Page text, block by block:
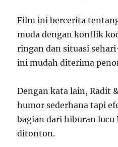
Film ini bercerita
muda dengan konflik
ringan dan situasi
ini mudah diterima
Dengan kata lain, Radit
humor sederhana tapi
bagian dari hiburan
ditonton.